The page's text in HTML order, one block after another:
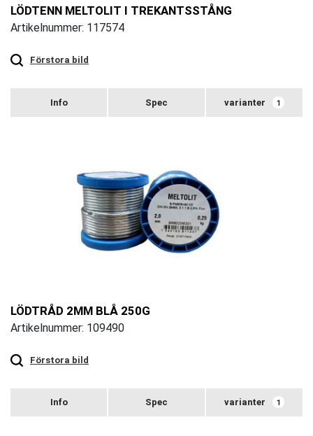
LÖDTENN MELTOLIT I TREKANTSSTÅNG
Artikelnummer: 117574
Förstora bild
zoom
varianter 1
LÖDTRÅD 2MM BLÅ 250G
Artikelnummer: 109490
Förstora bild
zoom
varianter 1